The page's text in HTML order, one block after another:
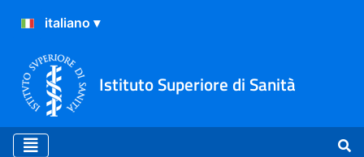
Istituto Superiore di Sanità